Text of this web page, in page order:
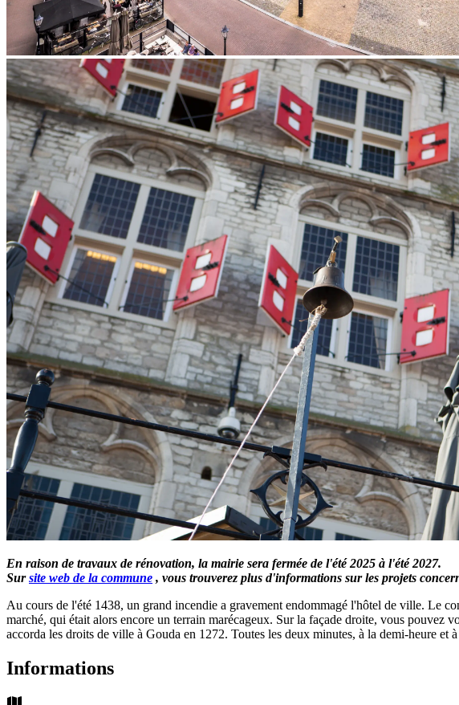
En raison de travaux de rénovation, la mairie sera fermée de l'été 2025 à l'été 2027.
Sursite web de la commune , vous trouverez plus d'informations sur les projets
Au cours de l'été 1438, un grand incendie a gravement endommagé l'hôtel de ville. Le
marché, qui était alors encore un terrain marécageux. Sur la façade droite, vous pouvez
accorda les droits de ville à Gouda en 1272. Toutes les deux minutes, à la demi-heure et
Informations